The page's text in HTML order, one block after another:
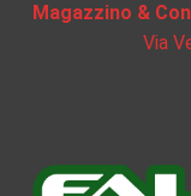
Magazzino &
Via